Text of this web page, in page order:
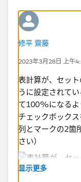
修平 齋藤
2023年3月28日 上午
表計算が、セッ
うに設定されて
て100%になるよ
チェックボック
列とマークの2箇
さい）
显示更多